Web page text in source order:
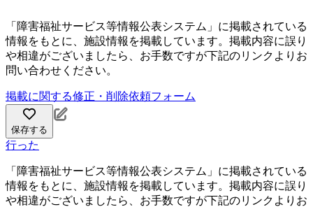
「障害福祉サービス等情報公表システム」に掲載されている
情報をもとに、施設情報を掲載しています。掲載内容に誤り
や相違がございましたら、お手数ですが下記のリンクよりお
問い合わせください。
掲載に関する修正・削除依頼フォーム
保存する
行った
「障害福祉サービス等情報公表システム」に掲載されている
情報をもとに、施設情報を掲載しています。掲載内容に誤り
や相違がございましたら、お手数ですが下記のリンクよりお